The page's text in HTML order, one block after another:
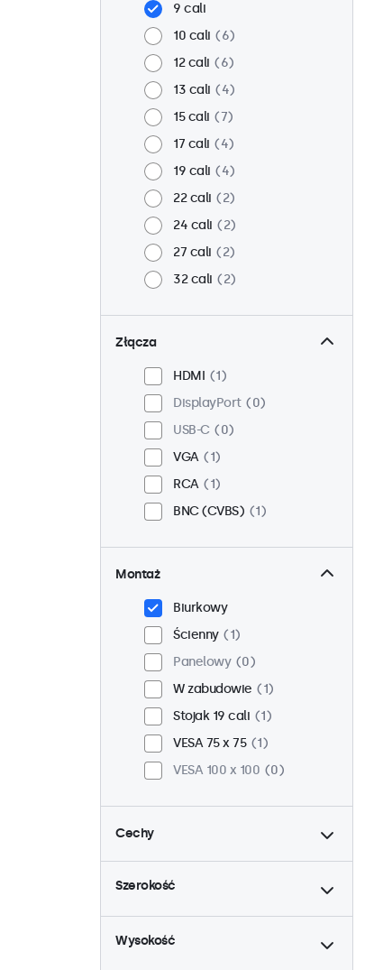
9 cali
10 cali
6
12 cali
6
13 cali
4
15 cali
7
17 cali
4
19 cali
4
22 cali
2
24 cali
2
27 cali
2
32 cali
2
Złącza
HDMI
1
DisplayPort
0
USB-C
0
VGA
1
RCA
1
BNC (CVBS)
1
Montaż
Biurkowy
Ścienny
1
Panelowy
0
W zabudowie
1
Stojak 19 cali
1
VESA 75 x 75
1
VESA 100 x 100
0
Cechy
4:3 / 5:4
0
9-36 woltów
Ściemnianie
1
Odtwarzacz multimedialny
Szerokość
Wysokość